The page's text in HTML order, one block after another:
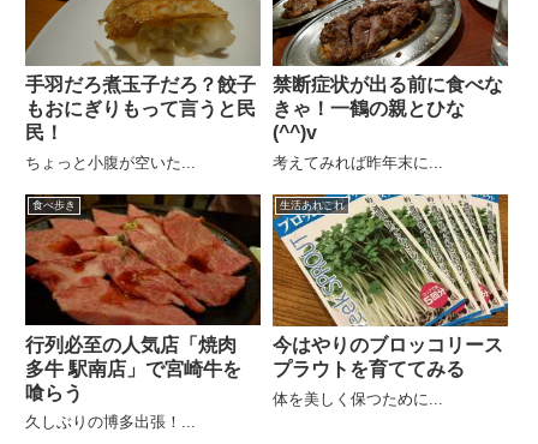
手羽だろ煮玉子だろ？餃子
もおにぎりもって言うと民
民！
ちょっと小腹が空いた...
禁断症状が出る前に食べな
きゃ！一鶴の親とひな
(^^)v
考えてみれば昨年末に...
食べ歩き
行列必至の人気店「焼肉
多牛 駅南店」で宮崎牛を
喰らう
久しぶりの博多出張！...
生活あれこれ
今はやりのブロッコリース
プラウトを育ててみる
体を美しく保つために...